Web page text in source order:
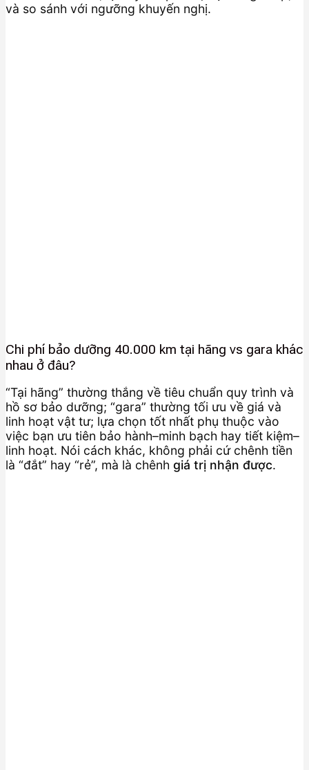
và so sánh với ngưỡng khuyến nghị.
Chi phí bảo dưỡng 40.000 km tại hãng vs gara khác
nhau ở đâu?
“Tại hãng” thường thắng về tiêu chuẩn quy trình và
hồ sơ bảo dưỡng; “gara” thường tối ưu về giá và
linh hoạt vật tư; lựa chọn tốt nhất phụ thuộc vào
việc bạn ưu tiên bảo hành–minh bạch hay tiết kiệm–
linh hoạt. Nói cách khác, không phải cứ chênh tiền
là “đắt” hay “rẻ”, mà là chênh giá trị nhận được.